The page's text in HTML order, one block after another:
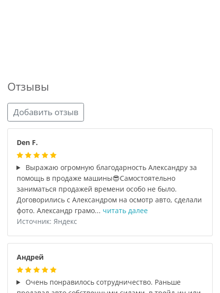
Отзывы
Добавить отзыв
Den F.
Выражаю огромную благодарность Александру за
помощь в продаже машины😎Самостоятельно
заниматься продажей времени особо не было.
Договорились с Александром на осмотр авто, сделали
фото. Александр грамо... читать далее
Источник: Яндекс
Андрей
Очень понравилось сотрудничество. Раньше